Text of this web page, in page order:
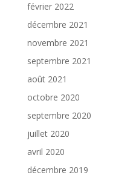
février 2022
décembre 2021
novembre 2021
septembre 2021
août 2021
octobre 2020
septembre 2020
juillet 2020
avril 2020
décembre 2019